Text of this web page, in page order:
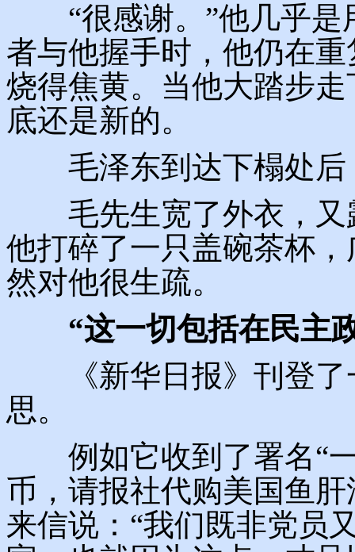
“很感谢。”他几乎是
者与他握手时，他仍在
烧得焦黄。当他大踏步
底还是新的。
毛泽东到达下榻处后
毛先生宽了外衣，又
他打碎了一只盖碗茶杯
然对他很生疏。
“这一切包括在民主
《新华日报》刊登了
思。
例如它收到了署名“一
币，请报社代购美国鱼
来信说：“我们既非党员